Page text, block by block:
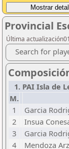
Provincial
Última
Search for
1. PAI Isla de
M.
1
Garcia
2
Insua
3
Garcia
4
Mendoza